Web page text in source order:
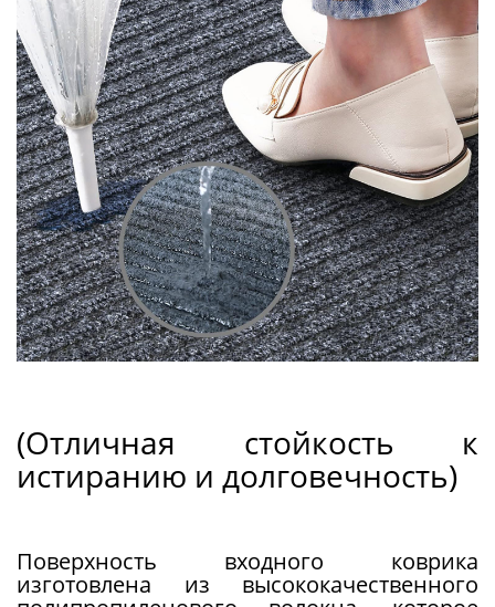
(Отличная стойкость к
истиранию и долговечность)
Поверхность входного коврика
изготовлена ​​из высококачественного